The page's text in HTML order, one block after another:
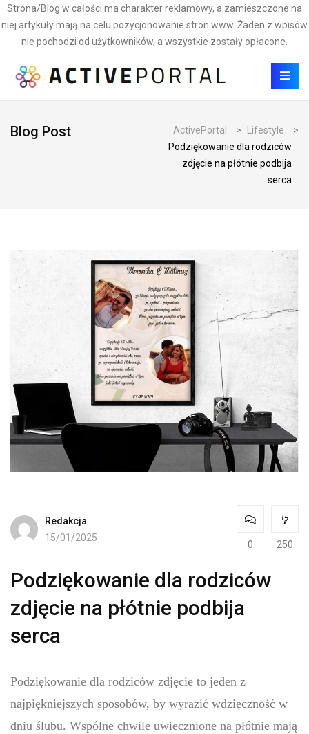
Strona/Blog w całości ma charakter reklamowy, a zamieszczone na
niej artykuły mają na celu pozycjonowanie stron www. Żaden z wpisów
nie pochodzi od użytkowników, a wszystkie zostały opłacone.
Blog Post ActivePortal > Lifestyle
>
Podziękowanie dla rodziców
zdjęcie na płótnie podbija
serca
Redakcja
15/01/2025
0 250
Podziękowanie dla rodziców
zdjęcie na płótnie podbija
serca
Podziękowanie dla rodziców zdjęcie to jeden z
najpiękniejszych sposobów, by wyrazić wdzięczność w
dniu ślubu. Wspólne chwile uwiecznione na płótnie mają